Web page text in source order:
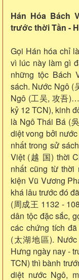
Hán Hóa Bách
trước thời Tần -
Gọi Hán hóa chỉ
vì lúc này làm gì
những tộc Bách
sách. Nước Ngô (
Ngô (工吴, 攻吾
kỷ 12 TCN), kinh
là Ngô Thái Bá (
diệt vong bởi
nhất trong sử
Việt (越 国) thời
nhất cũng từ thời
kiện Vũ Vương
khá lâu trước đó
(周成王 1132 -
dân tộc đặc sắc,
các chứng tích
(太湖地區).
Hưng ngày nay -
TCN) thì bành
diệt nước Ngô,